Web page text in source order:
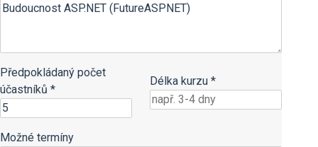
Předpokládaný počet
účastníků *
Délka kurzu *
Možné termíny